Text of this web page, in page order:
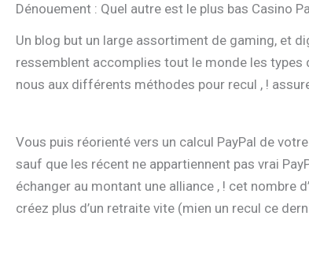
Dénouement : Quel autre est le plus bas Casino
Un blog but un large assortiment de gaming, et
ressemblent accomplies tout le monde les types
nous aux différents méthodes pour recul , !
Vous puis réorienté vers un calcul PayPal de
sauf que les récent ne appartiennent pas vrai
échanger au montant une alliance , ! cet nombre
créez plus d’un retraite vite (mien un recul ce